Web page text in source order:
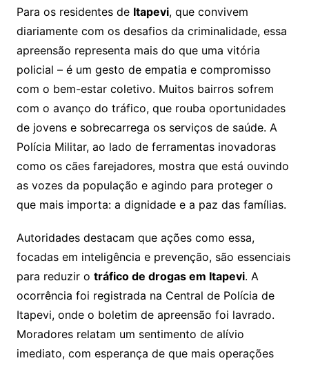
Para os residentes de Itapevi, que convivem
diariamente com os desafios da criminalidade, essa
apreensão representa mais do que uma vitória
policial – é um gesto de empatia e compromisso
com o bem-estar coletivo. Muitos bairros sofrem
com o avanço do tráfico, que rouba oportunidades
de jovens e sobrecarrega os serviços de saúde. A
Polícia Militar, ao lado de ferramentas inovadoras
como os cães farejadores, mostra que está ouvindo
as vozes da população e agindo para proteger o
que mais importa: a dignidade e a paz das famílias.
Autoridades destacam que ações como essa,
focadas em inteligência e prevenção, são essenciais
para reduzir o tráfico de drogas em Itapevi. A
ocorrência foi registrada na Central de Polícia de
Itapevi, onde o boletim de apreensão foi lavrado.
Moradores relatam um sentimento de alívio
imediato, com esperança de que mais operações